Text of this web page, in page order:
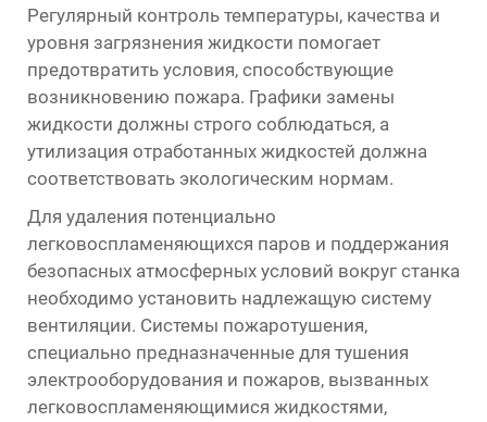
Регулярный контроль температуры, качества и
уровня загрязнения жидкости помогает
предотвратить условия, способствующие
возникновению пожара. Графики замены
жидкости должны строго соблюдаться, а
утилизация отработанных жидкостей должна
соответствовать экологическим нормам.
Для удаления потенциально
легковоспламеняющихся паров и поддержания
безопасных атмосферных условий вокруг станка
необходимо установить надлежащую систему
вентиляции. Системы пожаротушения,
специально предназначенные для тушения
электрооборудования и пожаров, вызванных
легковоспламеняющимися жидкостями,